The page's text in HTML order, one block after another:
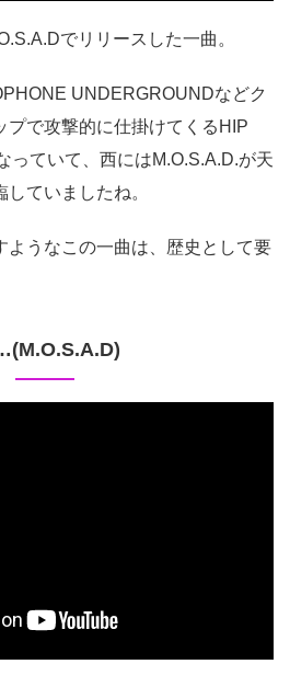
でリリースした一曲。
UNDERGROUNDなどク
プで攻撃的に仕掛けてくるHIP
っていて、西にはM.O.S.A.D.が天
していましたね。
ようなこの一曲は、歴史として要